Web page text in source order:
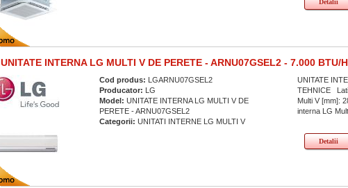
Detalii
UNITATE INTERNA LG MULTI V DE PERETE - ARNU07GSEL2 - 7.000 BTU/H
Cod produs: LGARNU07GSEL2
Producator: LG
Model:UNITATE INTERNA LG MULTI V DE
PERETE - ARNU07GSEL2
Categorii:UNITATI INTERNE LG MULTI V
UNITATE
TEHNICE
Multi V [mm]:
interna LG
Detalii